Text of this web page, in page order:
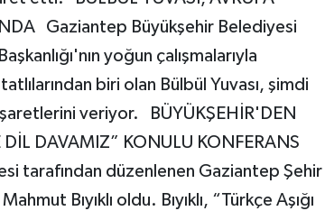
Gaziantep Büyükşehir Belediyesi
yoğun çalışmalarıyla
biri olan Bülbül Yuvası, şimdi
veriyor. BÜYÜKŞEHİR'DEN
DAVAMIZ” KONULU KONFERANS
tarafından düzenlenen Gaziantep Şehir
Bıyıklı oldu. Bıyıklı, “Türkçe Aşığı